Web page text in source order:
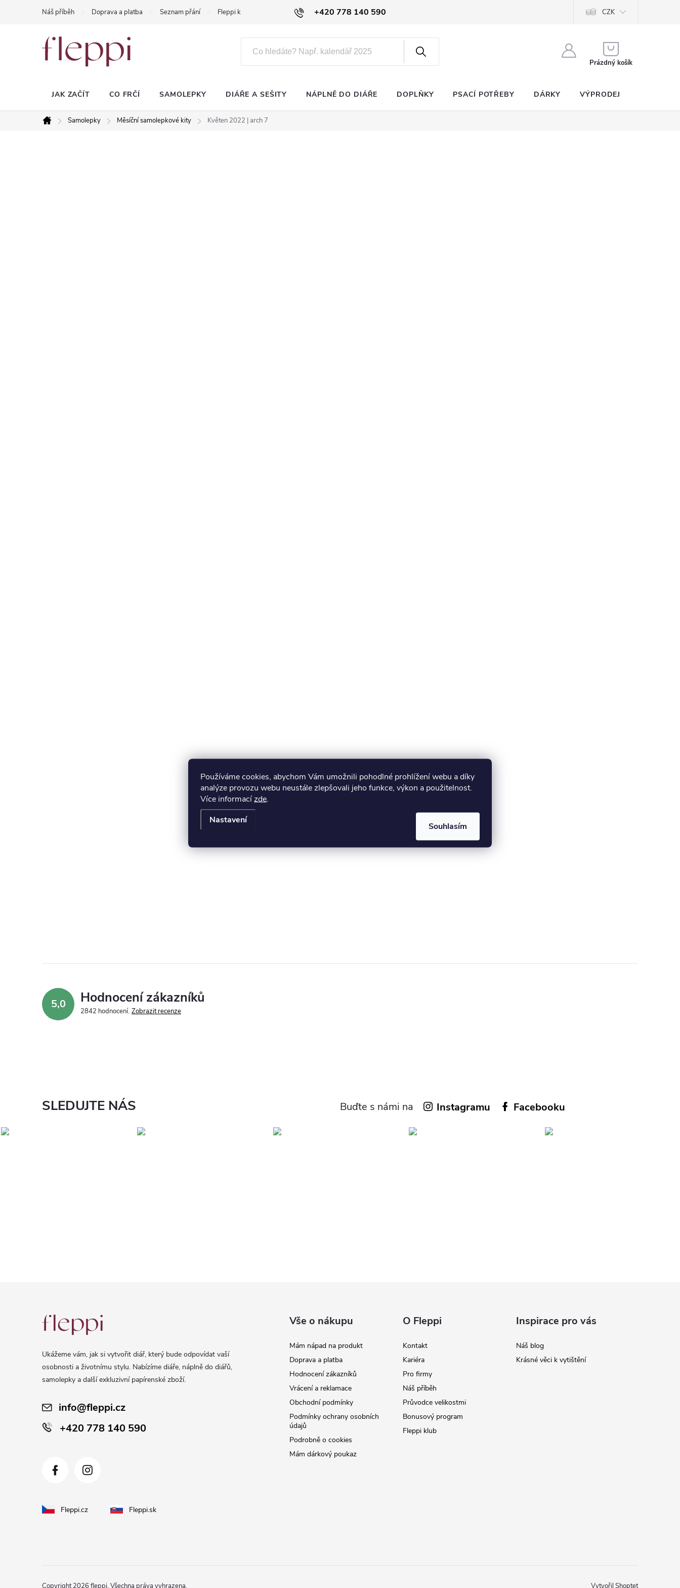
Používáme cookies, abychom Vám umožnili pohodlné prohlížení webu a díky
analýze provozu webu neustále zlepšovali jeho funkce, výkon a použitelnost.
Více informacízde.
Nastavení
Souhlasím
+420 778 140 590
Náš příběh Doprava a platba Seznam přání Fleppi klub CZK
KOŠÍK
Prázdný košík
JAK ZAČÍT CO FRČÍ SAMOLEPKY DIÁŘE A SEŠITY NÁPLNĚ DO DIÁŘE DOPLŇKY PSACÍ POTŘEBY DÁRKY VÝPRODEJ
Domů
Samolepky Měsíční samolepkové kity Květen 2022 | arch 7
5,0 Hodnocení zákazníků
2842 hodnocení Zobrazit recenze
SLEDUJTE NÁS Buďte s námi na Instagramu Facebooku
Ukážeme vám, jak si vytvořit diář, který bude odpovídat vaší
osobnosti a životnímu stylu. Nabízíme diáře, náplně do diářů,
samolepky a další exkluzivní papírenské zboží.
info@fleppi.cz
+420 778 140 590
Fleppi.cz Fleppi.sk
Vše o nákupu
Mám nápad na produkt
Doprava a platba
Hodnocení zákazníků
Vrácení a reklamace
Obchodní podmínky
Podmínky ochrany osobních
údajů
Podrobně o cookies
Mám dárkový poukaz
O Fleppi
Kontakt
Kariéra
Pro firmy
Náš příběh
Průvodce velikostmi
Bonusový program
Fleppi klub
Inspirace pro vás
Náš blog
Krásné věci k vytištění
Vytvořil Shoptet
Copyright 2026 fleppi. Všechna práva vyhrazena.